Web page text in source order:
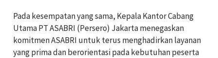
Pada kesempatan yang sama, Kepala Kantor Cabang
Utama PT ASABRI (Persero) Jakarta menegaskan
komitmen ASABRI untuk terus menghadirkan layanan
yang prima dan berorientasi pada kebutuhan peserta